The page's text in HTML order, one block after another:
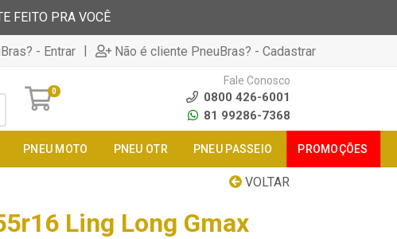
FEITO PRA VOCÊ
- Entrar | Não é cliente PneuBras? - Cadastrar
0
Fale Conosco
0800 426-6001
81 99286-7368
PNEU MOTO PNEU OTR PNEU PASSEIO PROMOÇÕES
VOLTAR
Ling Long Gmax